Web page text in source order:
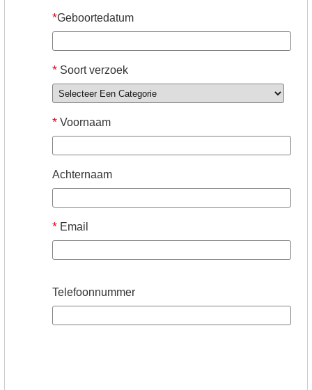
*Geboortedatum
* Soort verzoek
* Voornaam
Achternaam
* Email
Telefoonnummer